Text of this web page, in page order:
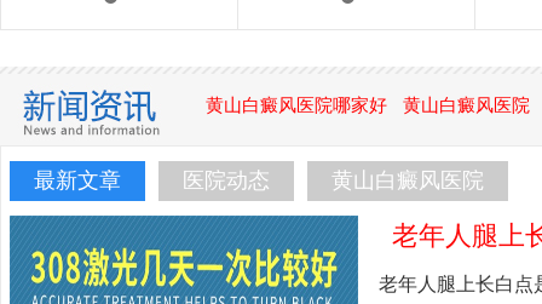
黄山白癜风医院哪家好 黄山白癜风医院
最新文章 医院动态 黄山白癜风医院
老年人腿上
老年人腿上长白点